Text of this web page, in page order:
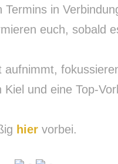
in
euch, sobald
und eine Top-
hier vorbei.